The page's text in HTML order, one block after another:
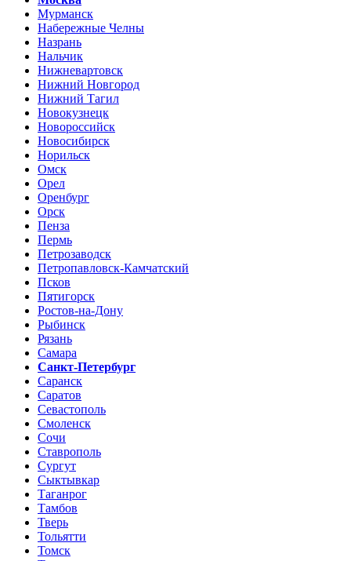
Мурманск
Набережные Челны
Назрань
Нальчик
Нижневартовск
Нижний Новгород
Нижний Тагил
Новокузнецк
Новороссийск
Новосибирск
Норильск
Омск
Орел
Оренбург
Орск
Пенза
Пермь
Петрозаводск
Петропавловск-Камчатский
Псков
Пятигорск
Ростов-на-Дону
Рыбинск
Рязань
Самара
Санкт-Петербург
Саранск
Саратов
Севастополь
Смоленск
Сочи
Ставрополь
Сургут
Сыктывкар
Таганрог
Тамбов
Тверь
Тольятти
Томск